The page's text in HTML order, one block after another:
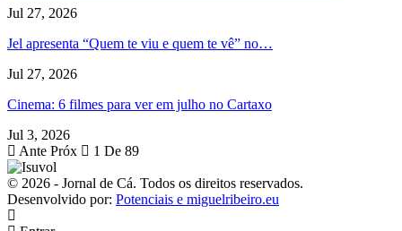
Jul 27, 2026
Jel apresenta “Quem te viu e quem te vê” no…
Jul 27, 2026
Cinema: 6 filmes para ver em julho no Cartaxo
Jul 3, 2026
Ante Próx 1 De 89
© 2026 - Jornal de Cá. Todos os direitos reservados.
Desenvolvido por: Potenciais e miguelribeiro.eu